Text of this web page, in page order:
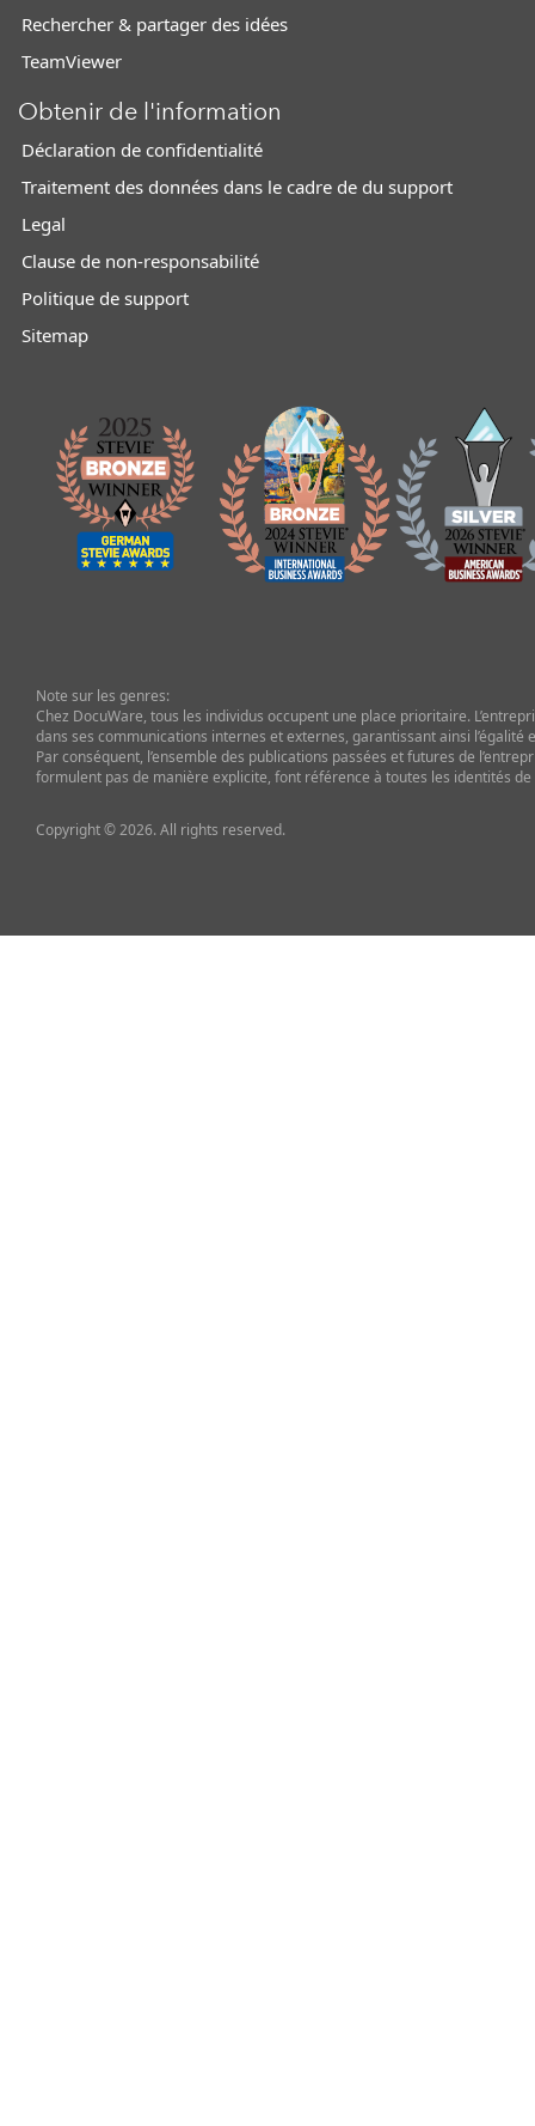
Rechercher & partager des idées
TeamViewer
Obtenir de l'information
Déclaration de confidentialité
Traitement des données dans le cadre de du support
Legal
Clause de non-responsabilité
Politique de support
Sitemap
Note sur les genres:
Chez DocuWare, tous les individus occupent une place prioritaire.
dans ses communications internes et externes, garantissant ainsi l’égalité
Par conséquent, l’ensemble des publications passées et futures de
formulent pas de manière explicite, font référence à toutes les identités de
Copyright © 2026. All rights reserved.